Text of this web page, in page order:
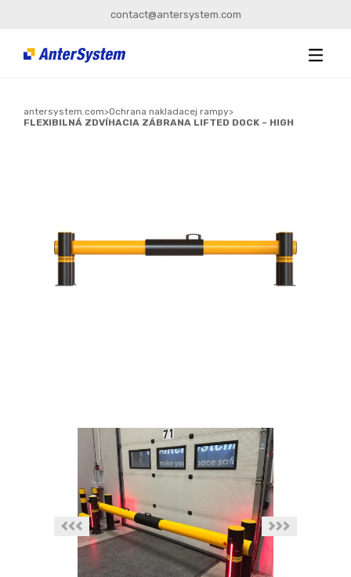
contact@antersystem.com
antersystem.com>Ochrana nakladacej rampy>
FLEXIBILNÁ ZDVÍHACIA ZÁBRANA LIFTED DOCK – HIGH